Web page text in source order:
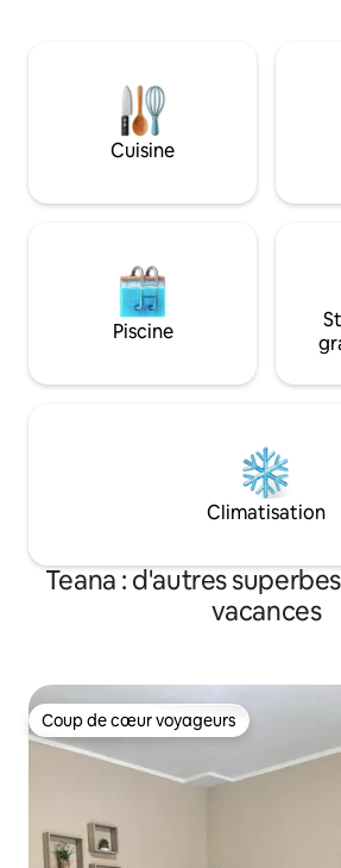
qu'un emplacement stratégique pour
les visites à vélo. Sur demande,
pour véhicule électrique disponible.
Cuisine
Piscine
Climatisation
Teana : d'autres
vacances
Coup de cœur voyageurs
Coup de cœur voyageurs